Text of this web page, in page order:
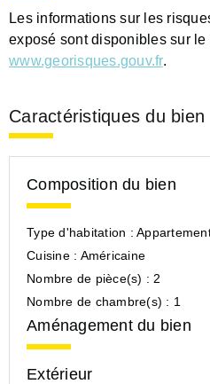
Les informations sur les
exposé sont disponibles sur le
www.georisques.gouv.fr.
Caractéristiques du bien
Composition du bien
Type d'habitation :
Cuisine : Américaine
Nombre de pièce(s) : 2
Nombre de chambre(s) : 1
Aménagement du bien
Extérieur